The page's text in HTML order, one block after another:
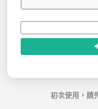
初次使用，請